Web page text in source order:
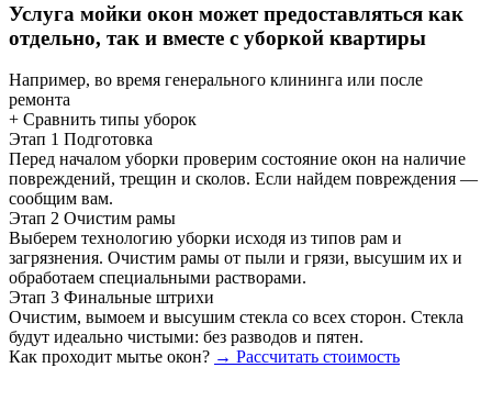
Услуга мойки окон может предоставляться как
отдельно, так и вместе с уборкой квартиры
Например, во время генерального клининга или после
ремонта
+ Сравнить типы уборок
Этап 1 Подготовка
Перед началом уборки проверим состояние окон на наличие
повреждений, трещин и сколов. Если найдем повреждения —
сообщим вам.
Этап 2 Очистим рамы
Выберем технологию уборки исходя из типов рам и
загрязнения. Очистим рамы от пыли и грязи, высушим их и
обработаем специальными растворами.
Этап 3 Финальные штрихи
Очистим, вымоем и высушим стекла со всех сторон. Стекла
будут идеально чистыми: без разводов и пятен.
Как проходит мытье окон? → Рассчитать стоимость